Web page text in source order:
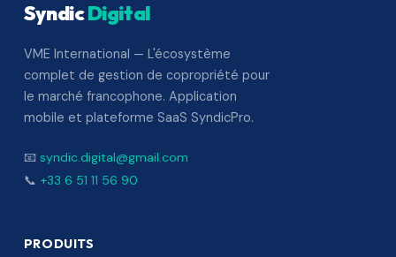
SyndicDigital
VME International — L'écosystème
complet de gestion de copropriété pour
le marché francophone. Application
mobile et plateforme SaaS SyndicPro.
📧 syndic.digital@gmail.com
📞 +33 6 51 11 56 90
PRODUITS